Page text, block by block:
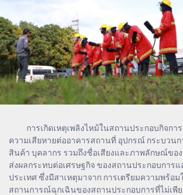
การเกิดเหตุเพลิงไหม้ในสถานประกอบกิจการ
ความเสียหายต่ออาคารสถานที่ อุปกรณ์ กระบวน
สินค้า บุคลากร รวมถึงชื่อเสียงและภาพลักษณ์ขอ
ส่งผลกระทบต่อเศรษฐกิจ ของสถานประกอบการ
ประเทศ ซึ่งมีสาเหตุมาจาก การเตรียมความพร้อม
สถานการณ์ฉุกเฉินของสถานประกอบการที่ไม่เพี